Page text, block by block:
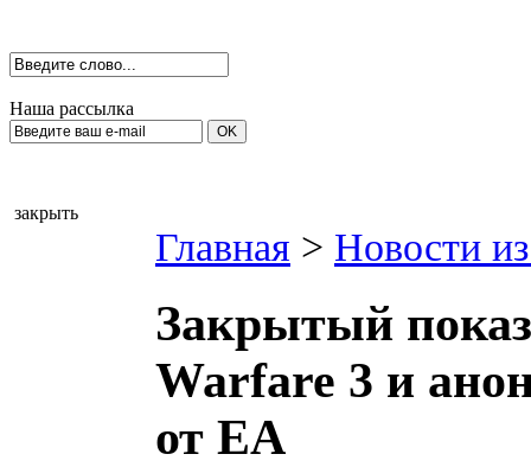
Наша рассылка
закрыть
Главная > Новости
Закрытый
Warfare 3 и
от EA